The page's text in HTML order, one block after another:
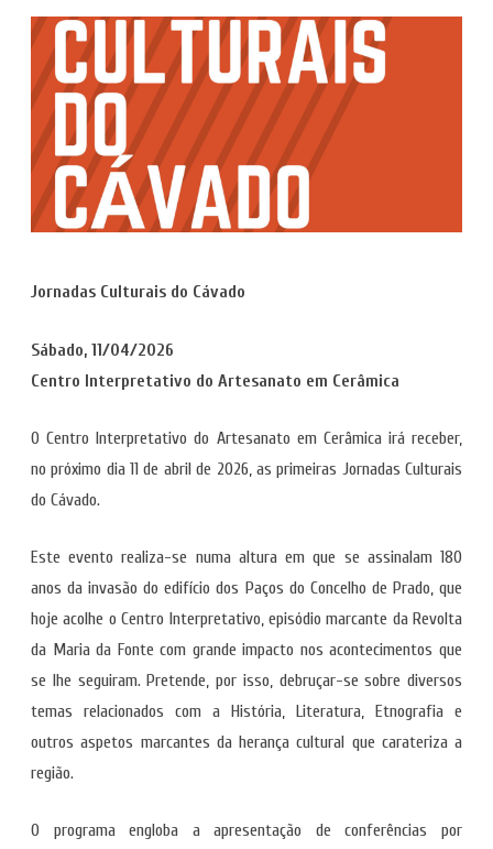
Jornadas Culturais do Cávado
Sábado, 11/04/2026
Centro Interpretativo do Artesanato em Cerâmica
O Centro Interpretativo do Artesanato em Cerâmica irá receber,
no próximo dia 11 de abril de 2026, as primeiras Jornadas Culturais
do Cávado.
Este evento realiza-se numa altura em que se assinalam 180
anos da invasão do edifício dos Paços do Concelho de Prado, que
hoje acolhe o Centro Interpretativo, episódio marcante da Revolta
da Maria da Fonte com grande impacto nos acontecimentos que
se lhe seguiram. Pretende, por isso, debruçar-se sobre diversos
temas relacionados com a História, Literatura, Etnografia e
outros aspetos marcantes da herança cultural que carateriza a
região.
O programa engloba a apresentação de conferências por